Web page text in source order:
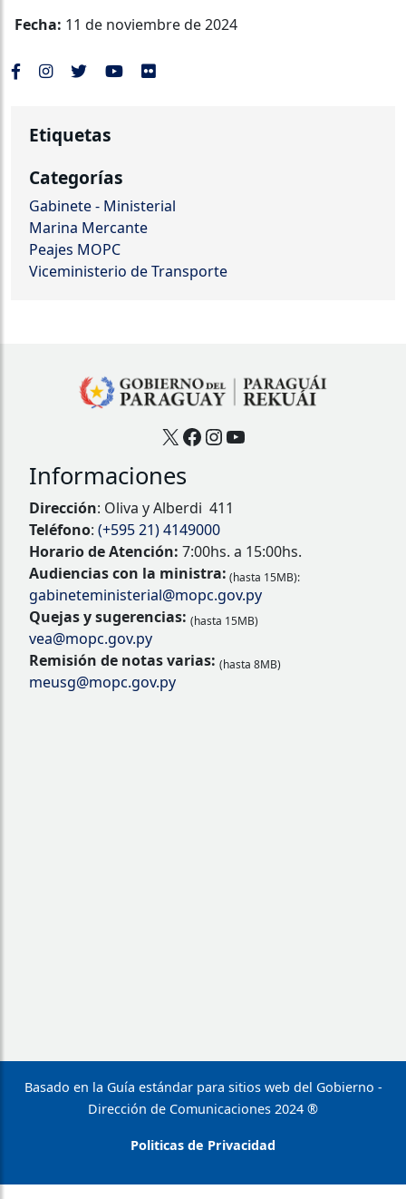
Fecha: 11 de noviembre de 2024
Etiquetas
Categorías
Gabinete - Ministerial
Marina Mercante
Peajes MOPC
Viceministerio de Transporte
X Facebook
Instagram
YouTube
Informaciones
Dirección: Oliva y Alberdi 411
Teléfono: (+595 21) 4149000
Horario de Atención: 7:00hs. a 15:00hs.
Audiencias con la ministra: (hasta 15MB):
gabineteministerial@mopc.gov.py
Quejas y sugerencias: (hasta 15MB)
vea@mopc.gov.py
Remisión de notas varias: (hasta 8MB)
meusg@mopc.gov.py
Basado en la Guía estándar para sitios web del Gobierno -
Dirección de Comunicaciones 2024 ®
Politicas de Privacidad